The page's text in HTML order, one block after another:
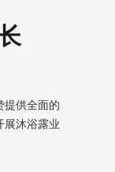
提供全面的
展沐浴露业